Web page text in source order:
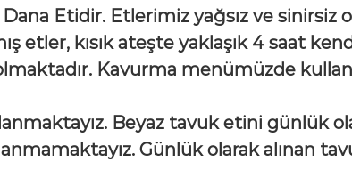
Etidir. Etlerimiz yağsız ve sinirsiz
etler, kısık ateşte yaklaşık 4 saat
Kavurma menümüzde
Beyaz tavuk etini günlük
Günlük olarak alınan